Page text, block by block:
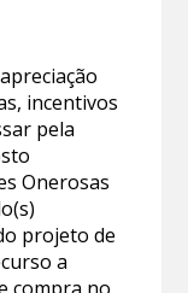
incentivos
pela
Onerosas
projeto de
a